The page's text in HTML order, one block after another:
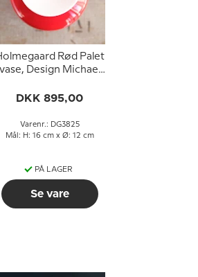
Rød Palet
vase, Design Michael
DKK 895,00
Varenr.: DG3825
Mål: H: 16 cm x Ø: 12 cm
PÅ LAGER
Se vare